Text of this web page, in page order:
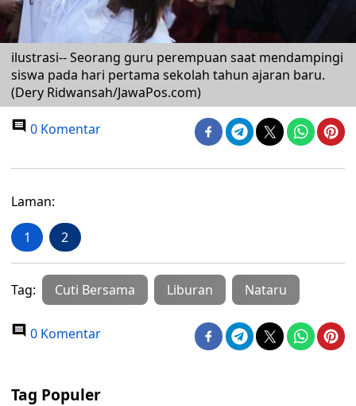
ilustrasi-- Seorang guru perempuan saat mendampingi
siswa pada hari pertama sekolah tahun ajaran baru.
(Dery Ridwansah/JawaPos.com)
0 Komentar
Laman:
1 2
Tag: Cuti Bersama Liburan Nataru
0 Komentar
Tag Populer